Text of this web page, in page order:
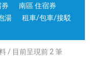
南區 住宿券
湯
租車/包車/接駁
/ 目前呈現前 2 筆